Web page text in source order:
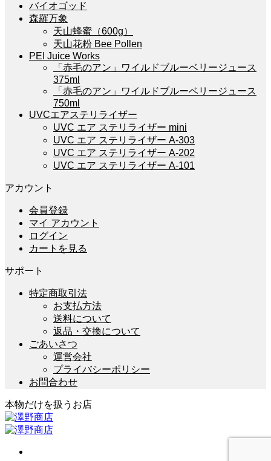
バイオゴッド
森羅万象
天山蜂蜜（600g）
天山花粉 Bee Pollen
PEI Juice Works
「赤毛のアン」ワイルドブルーベリージュース
375ml
「赤毛のアン」ワイルドブルーベリージュース
750ml
UVCエアステリライザー
UVC エア ステリライザー mini
UVC エア ステリライザー A-303
UVC エア ステリライザー A-202
UVC エア ステリライザー A-101
アカウント
会員登録
マイ アカウント
ログイン
カートを見る
サポート
特定商取引法
お支払方法
送料について
返品・交換について
ごあいさつ
運営会社
プライバシーポリシー
お問合わせ
本物だけを扱うお店